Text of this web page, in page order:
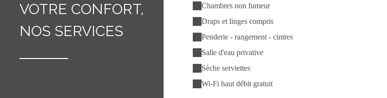
VOTRE CONFORT,
NOS SERVICES
Chambres non fumeur
Draps et linges compris
Penderie - rangement - cintres
Salle d'eau privative
Sèche serviettes
Wi-Fi haut débit gratuit